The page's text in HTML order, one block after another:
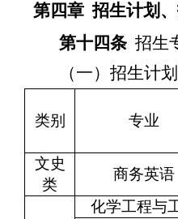
第四章 招生计划
第十四条 招生
（一）招生计划
类别 专业
文史
类
商务英语
化学工程与